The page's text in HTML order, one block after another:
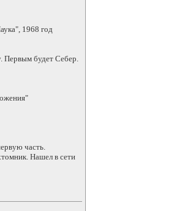
1968 год
Первым будет Себер.
часть.
Нашел в сети